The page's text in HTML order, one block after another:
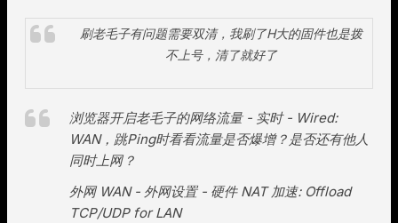
刷老毛子有问题需要双清，我刷了H大的固件也是拨
不上号，清了就好了
浏览器开启老毛子的网络流量 - 实时 - Wired:
WAN，跳Ping时看看流量是否爆增？是否还有他人
同时上网？
外网 WAN - 外网设置 - 硬件 NAT 加速: Offload
TCP/UDP for LAN